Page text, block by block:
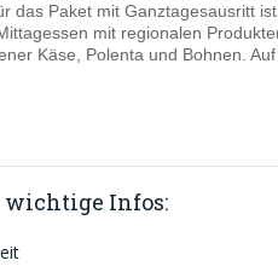
das Paket mit Ganztagesausritt
mit regionalen
Käse, Polenta und Bohnen.
wichtige Infos: